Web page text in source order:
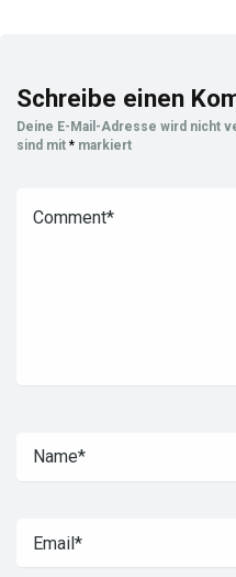
Schreibe einen
Deine E-Mail-Adresse wird nicht
sind mit * markiert